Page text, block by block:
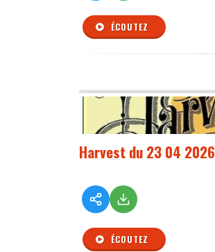
ÉCOUTEZ
Harvest du 23 04 2026
ÉCOUTEZ